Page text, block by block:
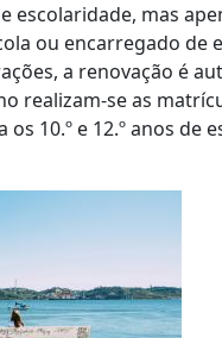
escolaridade, mas
ou encarregado de
a renovação é
realizam-se as
10.º e 12.º anos de